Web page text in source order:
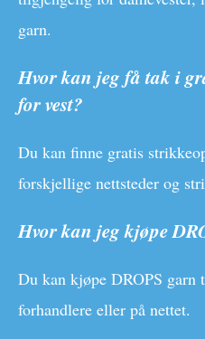
garn.
Hvor kan jeg få tak i
for vest?
Du kan finne gratis
forskjellige nettsteder og
Hvor kan jeg kjøpe
Du kan kjøpe DROPS garn
forhandlere eller på nettet.